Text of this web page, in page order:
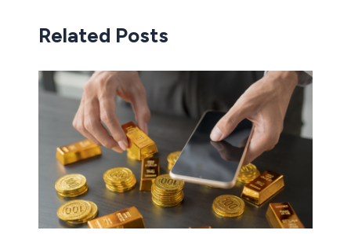
Related Posts